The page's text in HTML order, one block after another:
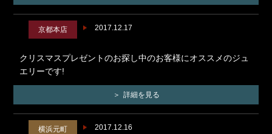
2017.12.17
京都本店
クリスマスプレゼントのお探し中のお客様にオススメのジュ
エリーです!
詳細を見る
2017.12.16
横浜元町